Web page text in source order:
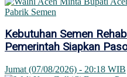
Kebutuhan Semen
Pemerintah Siapkan
Jumat (07/08/2026) - 20:18 WIB